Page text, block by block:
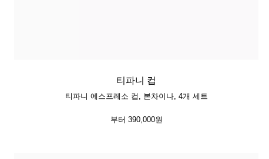
티파니 컵
티파니 에스프레소 컵, 본차이나, 4개 세트
부터 390,000원